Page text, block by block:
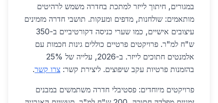
במגורים, חיתוך לייזר למתכת בחדרה משמש לרהיטים
מותאמים: שולחנות, מדפים ומעקות. תושבי חדרה מזמינים
עיצובים אישיים, כמו שערי כניסה דקורטיביים ב-350
ש"ח למ"ר. פרויקטים פרטיים כוללים גינות חכמות עם
אלמנטים חתוכים לייזר. ב-2026, עלייה של 25%
בהזמנות פרטיות עקב שיפוצים. ליצירת קשר: צרו קשר.
פרויקטים מיוחדים: פסטיבלי חדרה משתמשים במבנים